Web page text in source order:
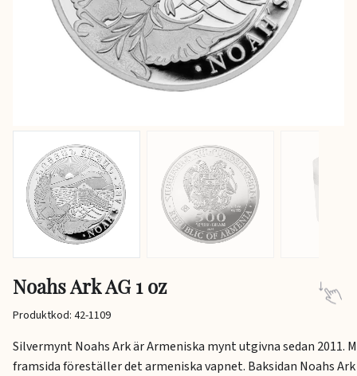
Noahs Ark AG 1 oz
Produktkod: 42-1109
Silvermynt Noahs Ark är Armeniska mynt utgivna sedan 2011.
framsida föreställer det armeniska vapnet. Baksidan Noahs